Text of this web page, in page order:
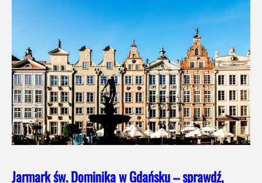
Jarmark św. Dominika w Gdańsku – sprawdź,